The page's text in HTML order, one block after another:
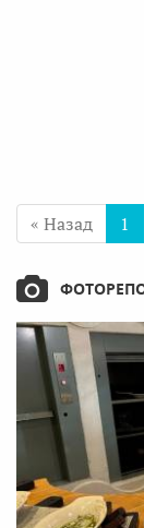
« Назад 1